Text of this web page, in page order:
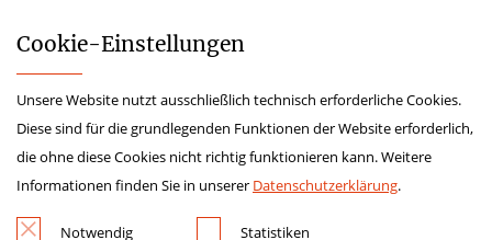
Kontakt
Impressum
Datenschutz
Hinweisgebersystem
Cookie-­Einstellungen
Unsere Website nutzt ausschließlich technisch erforderliche Cookies.
Diese sind für die grundlegenden Funktionen der Website erforderlich,
die ohne diese Cookies nicht richtig funktionieren kann. Weitere
Informationen finden Sie in unserer Datenschutzerklärung.
Notwendig Statistiken